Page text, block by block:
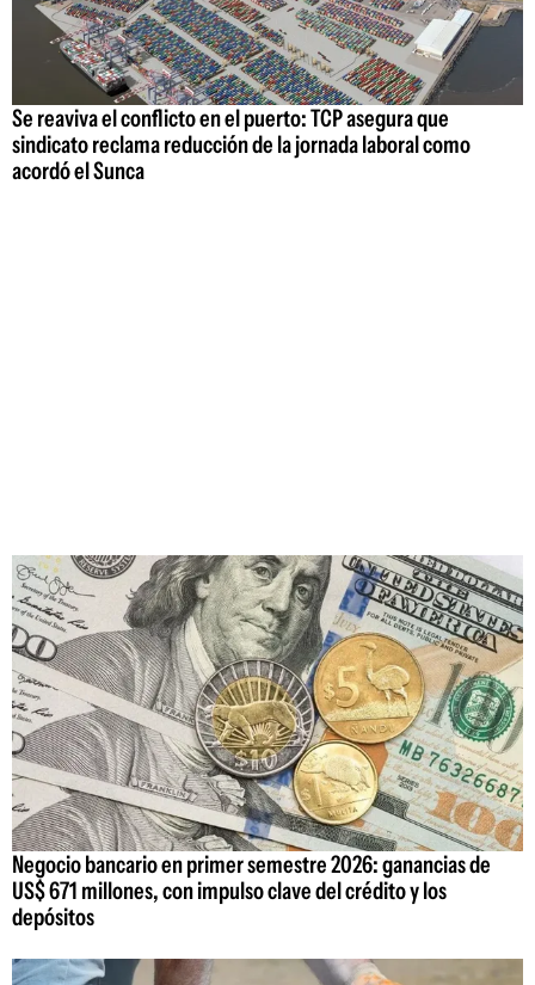
Se reaviva el conflicto en el puerto: TCP asegura que
sindicato reclama reducción de la jornada laboral como
acordó el Sunca
Negocio bancario en primer semestre 2026: ganancias de
US$ 671 millones, con impulso clave del crédito y los
depósitos